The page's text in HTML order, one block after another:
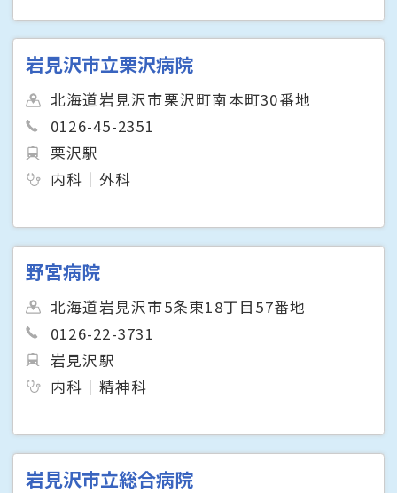
岩見沢市立栗沢病院
北海道岩見沢市栗沢町南本町30番地
0126-45-2351
栗沢駅
内科
外科
野宮病院
北海道岩見沢市5条東18丁目57番地
0126-22-3731
岩見沢駅
内科
精神科
岩見沢市立総合病院